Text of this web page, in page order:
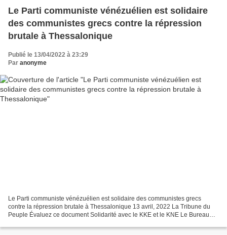
Le Parti communiste vénézuélien est solidaire
des communistes grecs contre la répression
brutale à Thessalonique
Publié le 13/04/2022 à 23:29
Par anonyme
Le Parti communiste vénézuélien est solidaire des communistes grecs
contre la répression brutale à Thessalonique 13 avril, 2022 La Tribune du
Peuple Évaluez ce document Solidarité avec le KKE et le KNE Le Bureau